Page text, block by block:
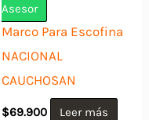
Asesor
Marco Para Escofina
NACIONAL
CAUCHOSAN
$69.900 Leer más